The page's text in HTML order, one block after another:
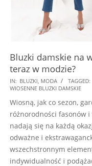
Bluzki damskie na
teraz w modzie?
2024-
04-
09
IN: BLUZKI MODA TAGGED:
WIOSENNE BLUZKI DAMSKIE
Wiosną, jak co sezon,
różnorodności fasonów
nadają się na każdą
odważne i
wszechstronnym
indywidualność i